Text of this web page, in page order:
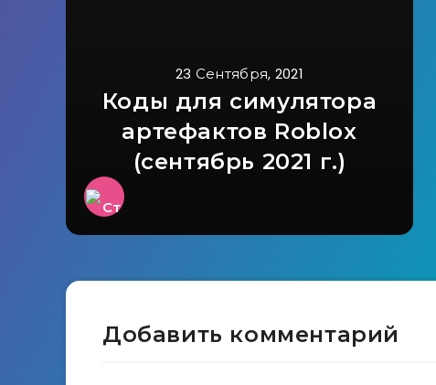
23 Сентября, 2021
Коды для симулятора
артефактов Roblox
(сентябрь 2021 г.)
Добавить комментарий